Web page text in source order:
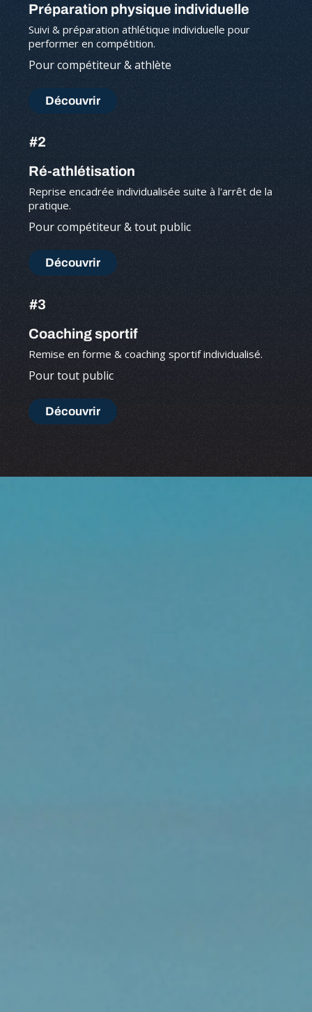
Préparation physique individuelle
Suivi & préparation athlétique individuelle pour
performer en compétition.
Pour compétiteur & athlète
Découvrir
#2
Ré-athlétisation
Reprise encadrée individualisée suite à l'arrêt de la
pratique.
Pour compétiteur & tout public
Découvrir
#3
Coaching sportif
Remise en forme & coaching sportif individualisé.
Pour tout public
Découvrir